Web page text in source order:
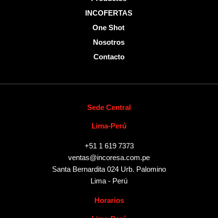
INCOFERTAS
One Shot
Nosotros
Contacto
Sede Central
Lima-Perú
+51 1 619 7373
ventas@incoresa.com.pe
Santa Bernardita 024 Urb. Palomino
Lima - Perú
Horarios